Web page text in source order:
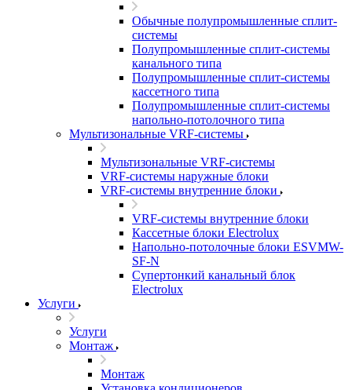
Обычные полупромышленные сплит-
системы
Полупромышленные сплит-системы
канального типа
Полупромышленные сплит-системы
кассетного типа
Полупромышленные сплит-системы
напольно-потолочного типа
Мультизональные VRF-системы
Мультизональные VRF-системы
VRF-системы наружные блоки
VRF-системы внутренние блоки
VRF-системы внутренние блоки
Кассетные блоки Electrolux
Напольно-потолочные блоки ESVMW-
SF-N
Супертонкий канальный блок
Electrolux
Услуги
Услуги
Монтаж
Монтаж